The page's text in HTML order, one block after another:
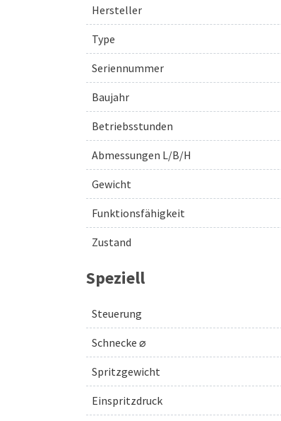
Hersteller
Type
Seriennummer
Baujahr
Betriebsstunden
Abmessungen L/B/H
Gewicht
Funktionsfähigkeit
Zustand
Speziell
Steuerung
Schnecke ⌀
Spritzgewicht
Einspritzdruck